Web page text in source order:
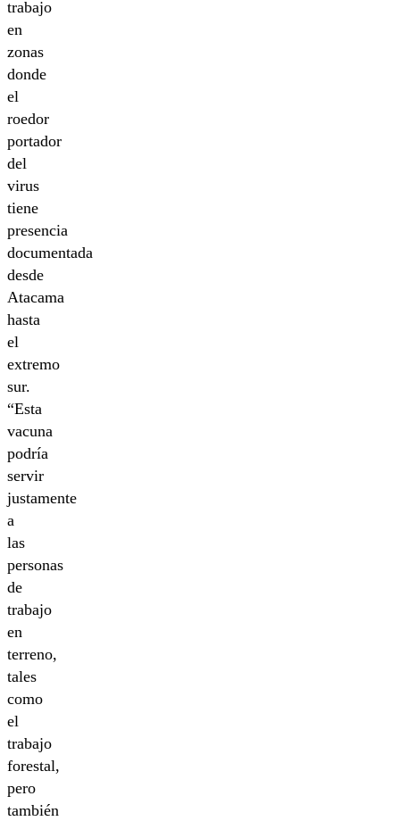
trabajo
en
zonas
donde
el
roedor
portador
del
virus
tiene
presencia
documentada
desde
Atacama
hasta
el
extremo
sur.
“Esta
vacuna
podría
servir
justamente
a
las
personas
de
trabajo
en
terreno,
tales
como
el
trabajo
forestal,
pero
también